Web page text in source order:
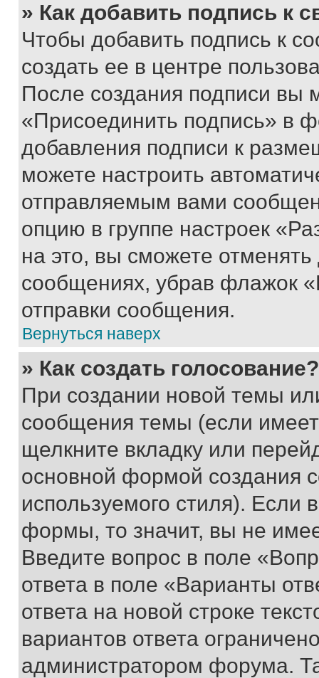
» Как добавить подпись к
Чтобы добавить подпись к
создать ее в центре
После создания подписи вы
«Присоединить подпись» в
добавления подписи к
можете настроить
отправляемым вами
опцию в группе настроек
на это, вы сможете
сообщениях, убрав флажок
отправки сообщения.
Вернуться наверх
» Как создать голосование?
При создании новой темы
сообщения темы (если
щелкните вкладку или
основной формой создания
используемого стиля). Если
формы, то значит, вы не
Введите вопрос в поле
ответа в поле «Варианты
ответа на новой строке
вариантов ответа
администратором форума.